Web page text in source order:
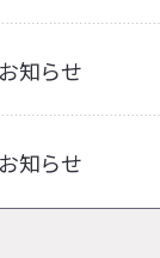
知らせ
知らせ